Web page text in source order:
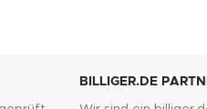
BILLIGER.DE